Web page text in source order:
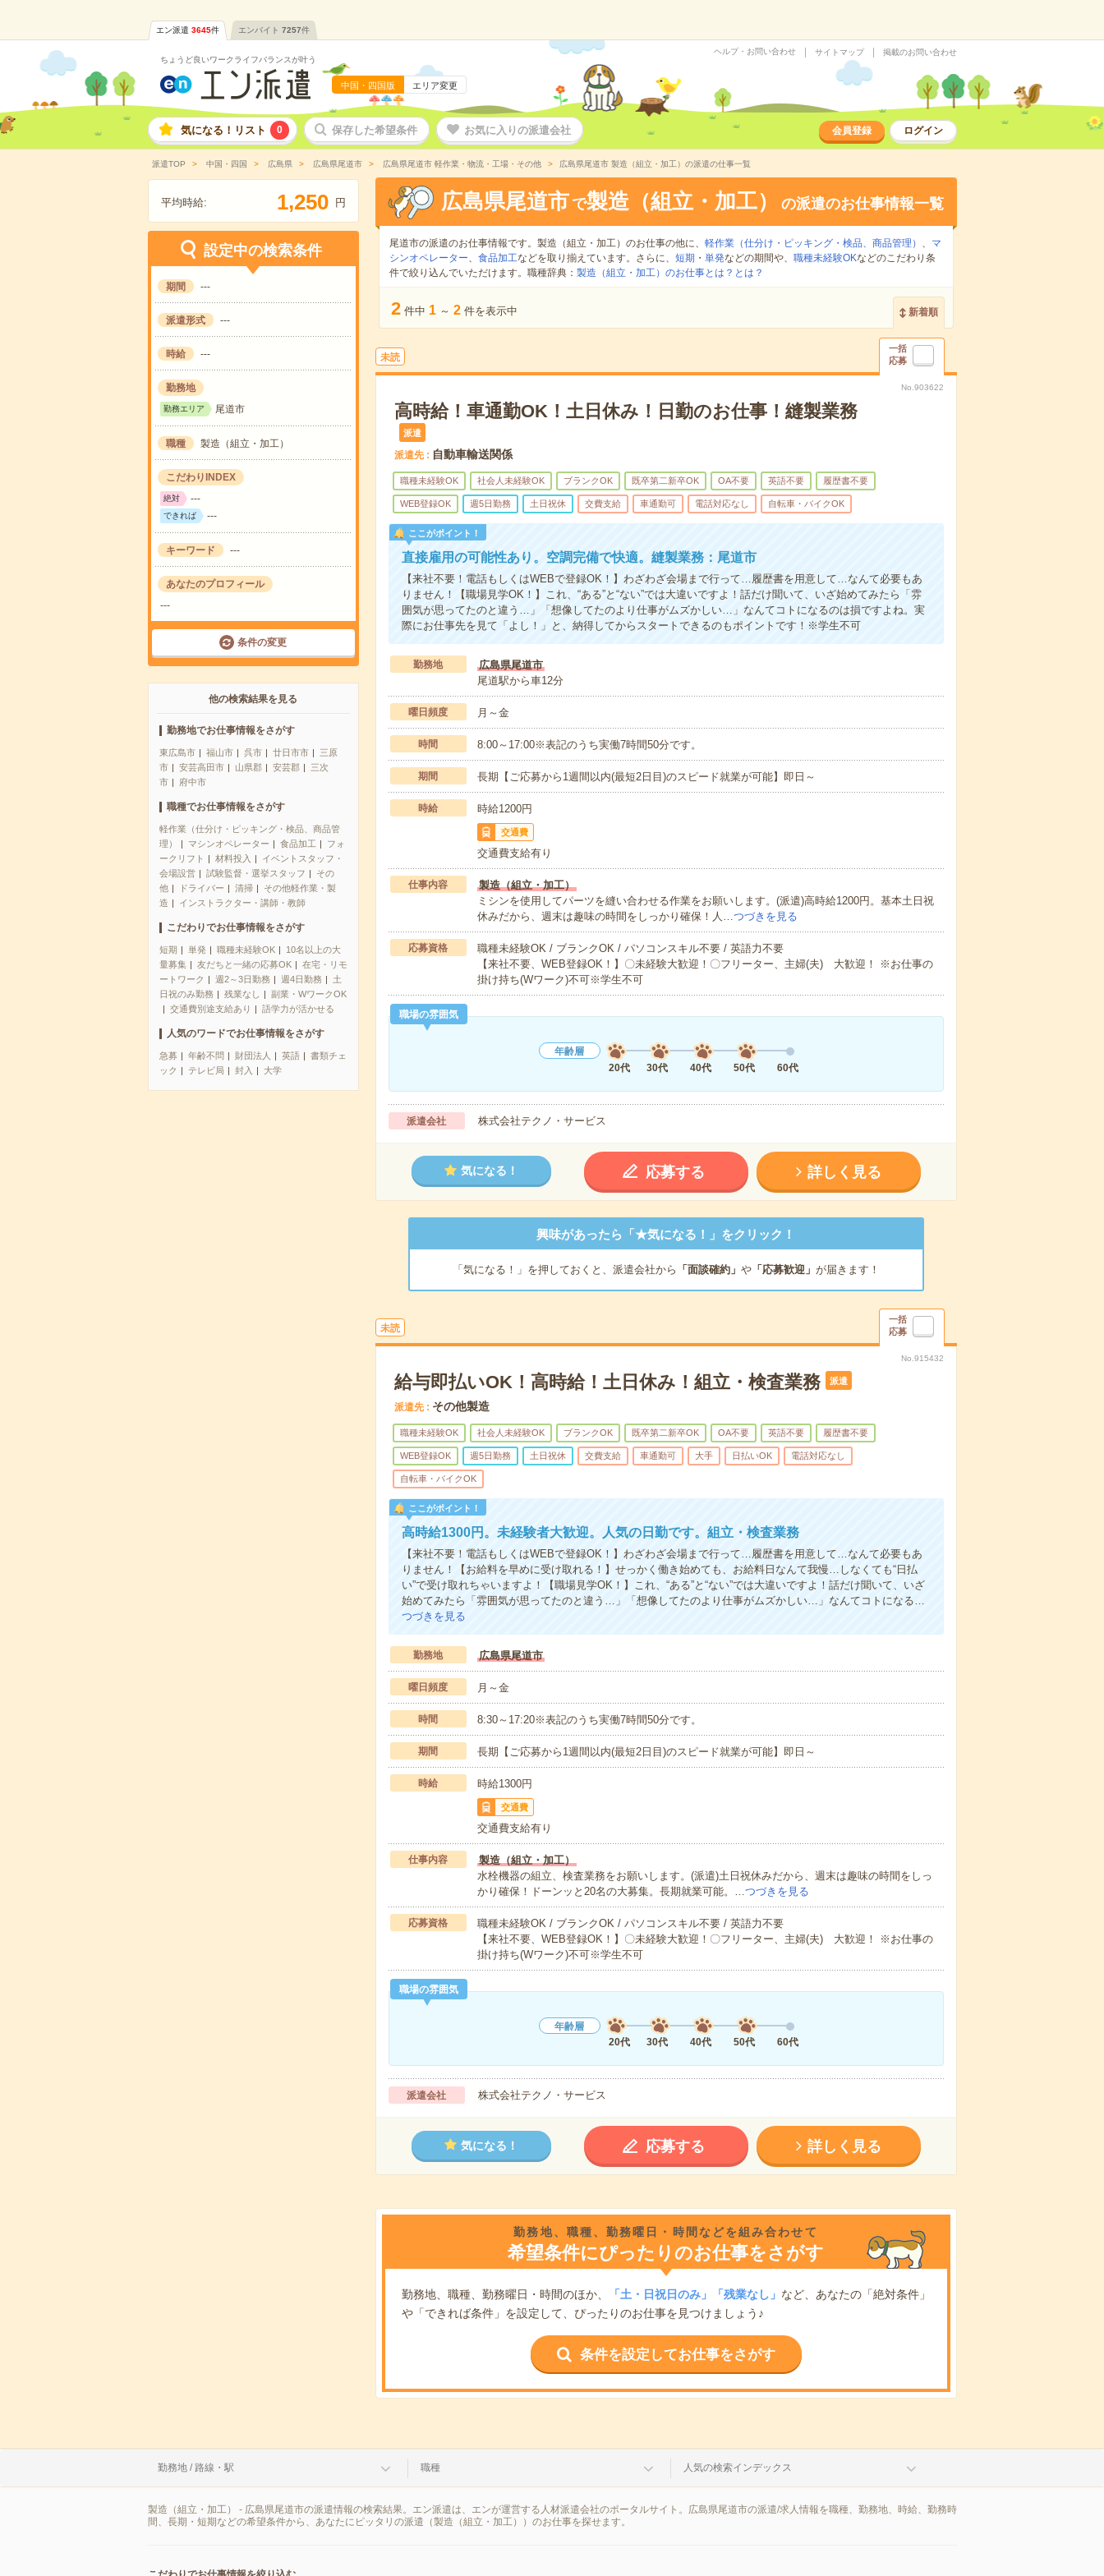
エン派遣 3645件 エンバイト 7257件
ちょうど良いワークライフバランスが叶う
中国・四国版 エリア変更
ヘルプ・お問い合わせ サイトマップ 掲載のお問い合わせ
気になる！リスト 0 保存した希望条件 お気に入りの派遣会社 会員登録 ログイン
派遣TOP 中国・四国 広島県 広島県尾道市 広島県尾道市 軽作業・物流・工場・その他 広島県尾道市 製造（組立・加工）の派遣の仕事一覧
平均時給: 1,250 円
設定中の検索条件
期間 ---
派遣形式 ---
時給 ---
勤務地
勤務エリア 尾道市
職種 製造（組立・加工）
こだわりINDEX
絶対 ---
できれば ---
キーワード ---
あなたのプロフィール
---
条件の変更
他の検索結果を見る
勤務地でお仕事情報をさがす
東広島市 福山市 呉市 廿日市市
三原
市
安芸高田市 山県郡 安芸郡
三次
市
府中市
職種でお仕事情報をさがす
軽作業（仕分け・ピッキング・検品、商品管
理）
マシンオペレーター 食品加工
フォ
ークリフト
材料投入
イベントスタッフ・
会場設営
試験監督・選挙スタッフ
その
他
ドライバー 清掃
その他軽作業・製
造
インストラクター・講師・教師
こだわりでお仕事情報をさがす
短期 単発 職種未経験OK
10名以上の大
量募集
友だちと一緒の応募OK
在宅・リモ
ートワーク
週2～3日勤務 週4日勤務
土
日祝のみ勤務
残業なし
副業・WワークOK
交通費別途支給あり
語学力が活かせる
人気のワードでお仕事情報をさがす
急募 年齢不問 財団法人 英語
書類チェ
ック
テレビ局 封入 大学
広島県尾道市 で製造（組立・加工） の派遣のお仕事情報一覧
尾道市の派遣のお仕事情報です。製造（組立・加工）のお仕事の他に、 軽作業（仕分け・ピッキング・検品、商品管理） 、
マ
シンオペレーター、 食品加工などを取り揃えています。さらに、 短期 ・ 単発などの期間や、 職種未経験OKなどのこだわり条
件で絞り込んでいただけます。職種辞典： 製造（組立・加工）のお仕事とは？とは？
2 件中 1 ～ 2 件を表示中 新着順
未読
一括
応募
No.903622
高時給！車通勤OK！土日休み！日勤のお仕事！縫製業務
派遣
派遣先 自動車輸送関係
職種未経験OK 社会人未経験OK ブランクOK 既卒第二新卒OK OA不要 英語不要 履歴書不要
WEB登録OK 週5日勤務 土日祝休 交費支給 車通勤可 電話対応なし 自転車・バイクOK
ここがポイント！
直接雇用の可能性あり。空調完備で快適。縫製業務：尾道市
【来社不要！電話もしくはWEBで登録OK！】わざわざ会場まで行って…履歴書を用意して…なんて必要もあ
りません！【職場見学OK！】これ、“ある”と“ない”では大違いですよ！話だけ聞いて、いざ始めてみたら「雰
囲気が思ってたのと違う…」「想像してたのより仕事がムズかしい…」なんてコトになるのは損ですよね。実
際にお仕事先を見て「よし！」と、納得してからスタートできるのもポイントです！※学生不可
勤務地
広島県尾道市
尾道駅から車12分
曜日頻度 月～金
時間 8:00～17:00※表記のうち実働7時間50分です。
期間 長期【ご応募から1週間以内(最短2日目)のスピード就業が可能】即日～
時給 時給1200円
交通費
交通費支給有り
仕事内容
製造（組立・加工）
ミシンを使用してパーツを縫い合わせる作業をお願いします。(派遣)高時給1200円。基本土日祝
休みだから、週末は趣味の時間をしっかり確保！人…つづきを見る
応募資格
職種未経験OK / ブランクOK / パソコンスキル不要 / 英語力不要
【来社不要、WEB登録OK！】〇未経験大歓迎！〇フリーター、主婦(夫) 大歓迎！ ※お仕事の
掛け持ち(Wワーク)不可※学生不可
職場の雰囲気
年齢層
20代
30代 40代 50代 60代
派遣会社 株式会社テクノ・サービス
気になる！ 応募する 詳しく見る
興味があったら「★気になる！」をクリック！
「気になる！」を押しておくと、派遣会社から 「面談確約」 や「応募歓迎」 が届きます！
未読
一括
応募
No.915432
給与即払いOK！高時給！土日休み！組立・検査業務 派遣
派遣先 その他製造
職種未経験OK 社会人未経験OK ブランクOK 既卒第二新卒OK OA不要 英語不要 履歴書不要
WEB登録OK 週5日勤務 土日祝休 交費支給 車通勤可 大手 日払いOK 電話対応なし
自転車・バイクOK
ここがポイント！
高時給1300円。未経験者大歓迎。人気の日勤です。組立・検査業務
【来社不要！電話もしくはWEBで登録OK！】わざわざ会場まで行って…履歴書を用意して…なんて必要もあ
りません！【お給料を早めに受け取れる！】せっかく働き始めても、お給料日なんて我慢…しなくても“日払
い”で受け取れちゃいますよ！【職場見学OK！】これ、“ある”と“ない”では大違いですよ！話だけ聞いて、いざ
始めてみたら「雰囲気が思ってたのと違う…」「想像してたのより仕事がムズかしい…」なんてコトになる…
つづきを見る
勤務地 広島県尾道市
曜日頻度 月～金
時間 8:30～17:20※表記のうち実働7時間50分です。
期間 長期【ご応募から1週間以内(最短2日目)のスピード就業が可能】即日～
時給 時給1300円
交通費
交通費支給有り
仕事内容
製造（組立・加工）
水栓機器の組立、検査業務をお願いします。(派遣)土日祝休みだから、週末は趣味の時間をしっ
かり確保！ドーンッと20名の大募集。長期就業可能。… つづきを見る
応募資格
職種未経験OK / ブランクOK / パソコンスキル不要 / 英語力不要
【来社不要、WEB登録OK！】〇未経験大歓迎！〇フリーター、主婦(夫) 大歓迎！ ※お仕事の
掛け持ち(Wワーク)不可※学生不可
職場の雰囲気
年齢層
20代
30代 40代 50代 60代
派遣会社 株式会社テクノ・サービス
気になる！ 応募する 詳しく見る
勤務地、職種、勤務曜日・時間などを組み合わせて
希望条件にぴったりのお仕事をさがす
勤務地、職種、勤務曜日・時間のほか、 「土・日祝日のみ」「残業なし」 など、あなたの「絶対条件」
や「できれば条件」を設定して、ぴったりのお仕事を見つけましょう♪
条件を設定してお仕事をさがす
勤務地 / 路線・駅 職種 人気の検索インデックス
製造（組立・加工） - 広島県尾道市の派遣情報の検索結果。エン派遣は、エンが運営する人材派遣会社のポータルサイト。広島県尾道市の派遣/求人情報を職種、勤務地、時給、勤務時
間、長期・短期などの希望条件から、あなたにピッタリの派遣（製造（組立・加工））のお仕事を探せます。